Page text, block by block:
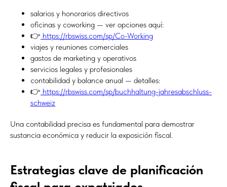
salarios y honorarios directivos
oficinas y coworking — ver opciones aquí:
👉 https://rbswiss.com/sp/Co-Working
viajes y reuniones comerciales
gastos de marketing y operativos
servicios legales y profesionales
contabilidad y balance anual — detalles:
👉 https://rbswiss.com/sp/buchhaltung-jahresabschluss-
schweiz
Una contabilidad precisa es fundamental para demostrar
sustancia económica y reducir la exposición fiscal.
Estrategias clave de planificación